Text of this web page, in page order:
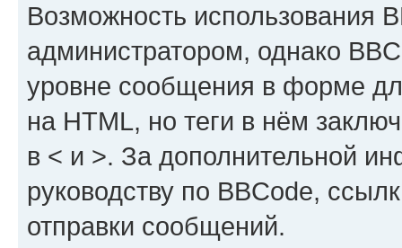
Возможность использования
администратором, однако
уровне сообщения в форме
на HTML, но теги в нём
в < и >. За дополнительной
руководству по BBCode,
отправки сообщений.